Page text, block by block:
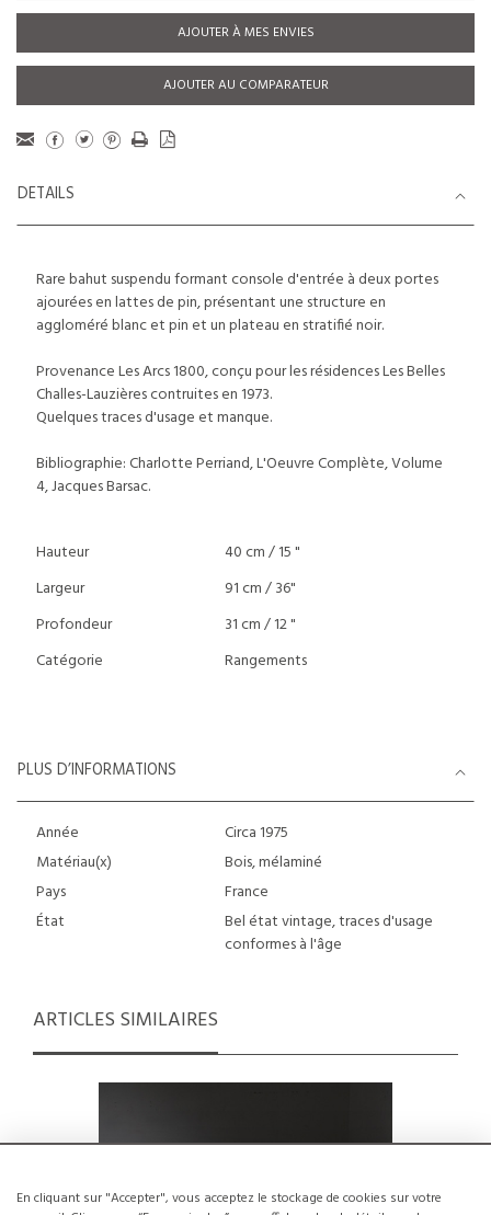
En cliquant sur "Accepter", vous acceptez le stockage de cookies sur votre
AJOUTER À MES ENVIES
AJOUTER AU COMPARATEUR
DETAILS
Rare bahut suspendu formant console d'entrée à deux portes
ajourées en lattes de pin, présentant une structure en
aggloméré blanc et pin et un plateau en stratifié noir.
Provenance Les Arcs 1800, conçu pour les résidences Les Belles
Challes-Lauzières contruites en 1973.
Quelques traces d'usage et manque.
Bibliographie: Charlotte Perriand, L'Oeuvre Complète, Volume
4, Jacques Barsac.
Hauteur
40 cm / 15 "
Largeur
91 cm / 36"
Profondeur
31 cm / 12 "
Catégorie
Rangements
PLUS D’INFORMATIONS
Année
Circa 1975
Matériau(x)
Bois, mélaminé
Pays
France
État
Bel état vintage, traces d'usage
conformes à l'âge
ARTICLES SIMILAIRES